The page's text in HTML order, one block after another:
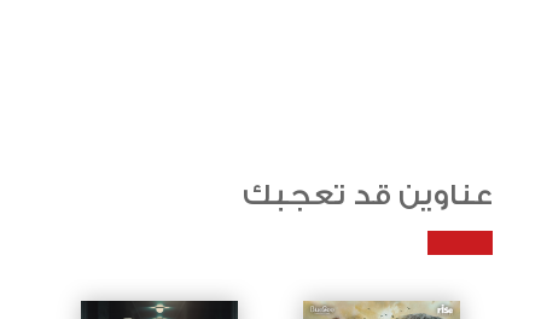
عناوين قد تعجبك